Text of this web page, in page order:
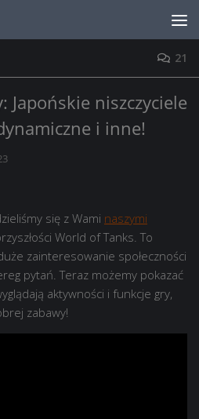
21
Japońskie niszczyciele
i inne!
się z Wami naszymi
World of Tanks. To
zainteresowanie społeczności
pytań. Teraz możemy pokazać
aktywności i funkcje gry,
zabawy!